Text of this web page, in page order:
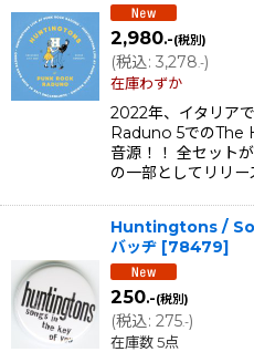
2,980.-(税別)
(税込: 3,278.-)
在庫わずか
2022年、イタリア
Raduno 5でのThe
音源！！ 全セット
の一部としてリリ
Huntingtons /
バッヂ [78479]
250.-(税別)
(税込: 275.-)
在庫数 5点